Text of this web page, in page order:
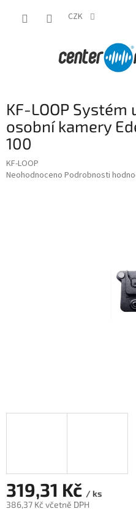
CZK
KF-LOOP
osobní kamery
100
KF-LOOP
Průměrné
Neohodnoceno Podrobnosti
319,31 Kč / ks
386,37 Kč včetně DPH